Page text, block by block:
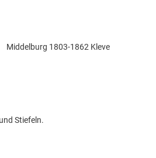
Middelburg 1803-1862 Kleve
Stiefeln.